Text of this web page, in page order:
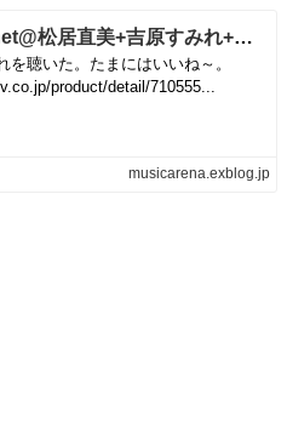
Holst: Planet@松居直美+吉原すみれ+山口恭範 | MusicArena
を聴いた。たまにはいいね～。
product/detail/710555...
musicarena.exblog.jp